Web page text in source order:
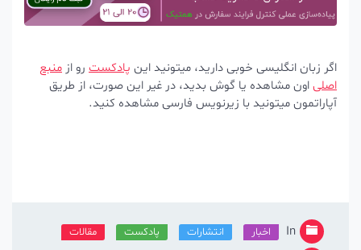
اگر زبان انگلیسی خوبی دارید، میتونید اینپادکسترو از منبع
اون مشاهده یا گوش بدید، در غیر این صورت، از طریق
آپاراتمون میتونید با زیرنویس فارسی مشاهده کنید.
In اخبار انتشارات پادکست مقالات